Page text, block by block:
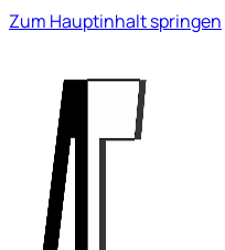
Zum Hauptinhalt springen